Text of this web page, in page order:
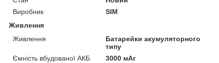
Виробник
SIM
Живлення
Живлення
Батарейки акумуляторного
типу
Ємність вбудованої АКБ
3000 мАг